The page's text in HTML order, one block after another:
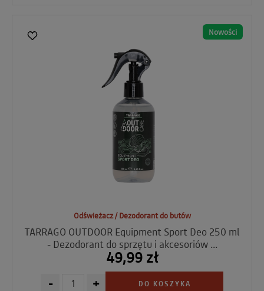
Nowości
Odświeżacz / Dezodorant do butów
TARRAGO OUTDOOR Equipment Sport Deo 250 ml
- Dezodorant do sprzętu i akcesoriów ...
49,99 zł
- + DO KOSZYKA